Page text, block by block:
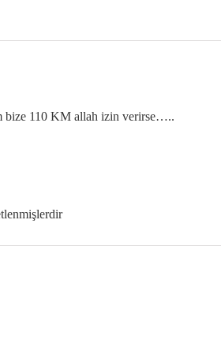
bize 110 KM allah izin verirse…..